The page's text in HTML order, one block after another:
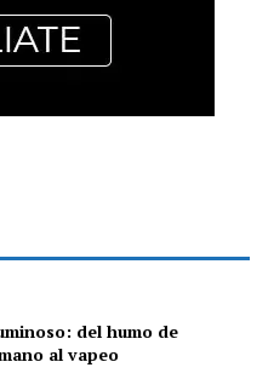
del humo de
al vapeo